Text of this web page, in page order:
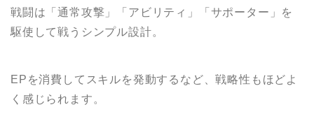
戦闘は「通常攻撃」「アビリティ」「サポーター」を
駆使して戦うシンプル設計。
EPを消費してスキルを発動するなど、戦略性もほどよ
く感じられます。